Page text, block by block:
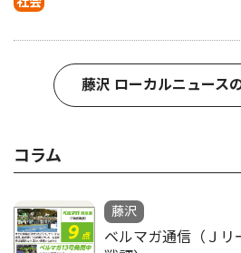
藤沢 ローカルニュース
コラム
藤沢
ベルマガ通信（Ｊリ